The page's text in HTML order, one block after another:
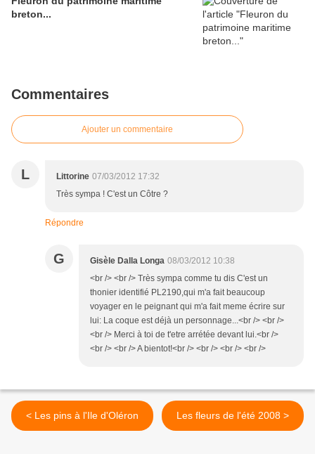
breton...
Commentaires
Ajouter un commentaire
L Littorine 07/03/2012 17:32
Très sympa ! C'est un Côtre ?
Répondre
G Gisèle Dalla Longa 08/03/2012 10:38
<br /> <br /> Très sympa comme tu dis C'est un
thonier identifié PL2190,qui m'a fait beaucoup
voyager en le peignant qui m'a fait meme écrire sur
lui: La coque est déjà un personnage...<br /> <br />
<br /> Merci à toi de t'etre arrétée devant lui.<br />
<br /> <br /> A bientot!<br /> <br /> <br /> <br />
< Les pins à l'Ile d'Oléron Les fleurs de l'été 2008 >